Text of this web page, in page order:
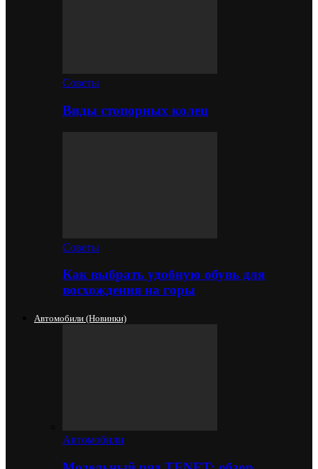
Советы
Виды стопорных колец
Советы
Как выбрать удобную обувь для
восхождения на горы
Автомобили (новинки)
Автомобили